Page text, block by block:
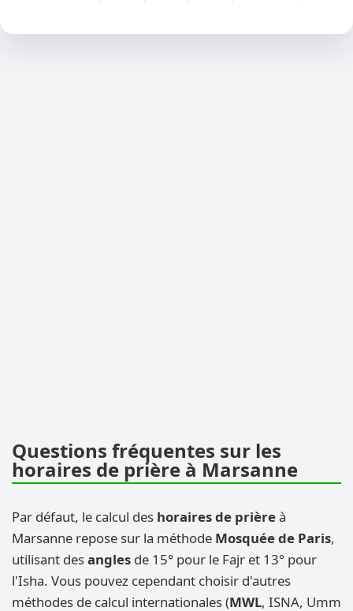
Questions fréquentes sur les
horaires de prière à Marsanne
Par défaut, le calcul des horaires de prièreà
Marsanne repose sur la méthode Mosquée de Paris,
utilisant desangles de 15° pour le Fajr et 13° pour
l'Isha. Vous pouvez cependant choisir d'autres
méthodes de calcul internationales (MWL, ISNA, Umm